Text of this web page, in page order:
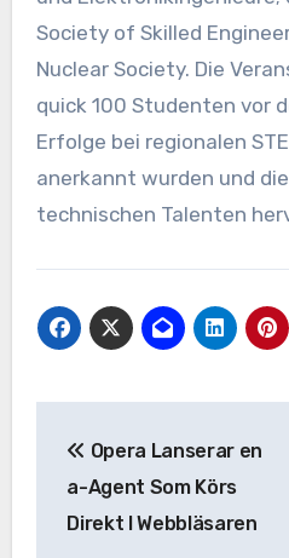
Society of Skilled
Nuclear Society. Die
quick 100 Studenten vor
Erfolge bei regionalen
anerkannt wurden und
technischen Talenten
Navigation
Opera Lanserar en
a-Agent Som Körs
Direkt I Webbläsaren